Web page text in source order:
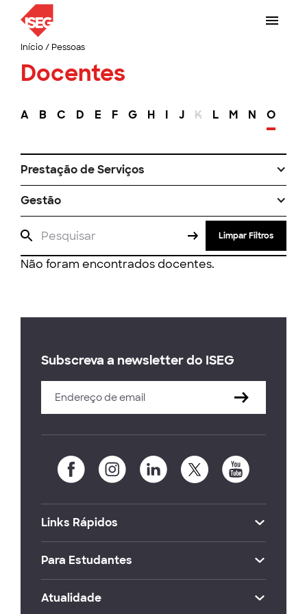
Início/ Pessoas
Docentes
A B C D E F G H I J K L M N O
Prestação de Serviços
Gestão
Limpar Filtros
Não foram encontrados docentes.
Subscreva a newsletter do ISEG
Links Rápidos
Para Estudantes
Atualidade